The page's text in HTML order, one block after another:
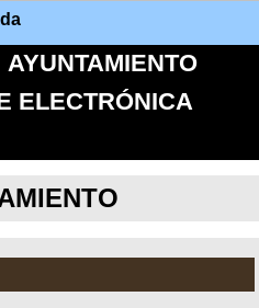
AYUNTAMIENTO
ELECTRÓNICA